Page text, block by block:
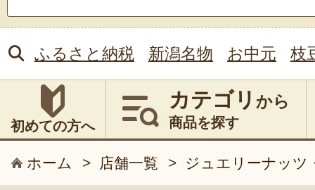
索:
ふるさと納税 新潟名物 お中元 枝
初めての方へ
カテゴリ から
商品を探す
ホーム > 店舗一覧 > ジュエリーナッツ